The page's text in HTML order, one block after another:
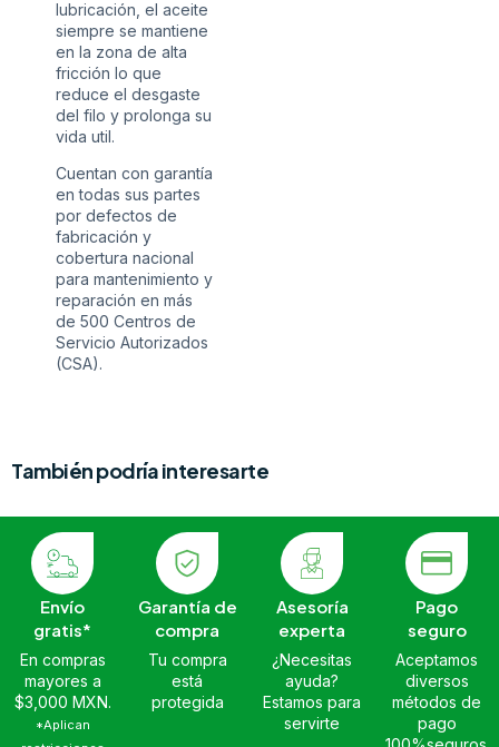
lubricación, el aceite
siempre se mantiene
en la zona de alta
fricción lo que
reduce el desgaste
del filo y prolonga su
vida util.
Cuentan con garantía
en todas sus partes
por defectos de
fabricación y
cobertura nacional
para mantenimiento y
reparación en más
de 500 Centros de
Servicio Autorizados
(CSA).
También podría interesarte
Envío
gratis*
En compras
mayores a
$3,000 MXN.
*Aplican
Garantía de
compra
Tu compra
está
protegida
Asesoría
experta
¿Necesitas
ayuda?
Estamos para
servirte
Pago
seguro
Aceptamos
diversos
métodos de
pago